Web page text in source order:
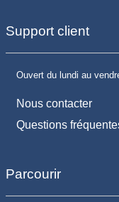
Support client
Ouvert du lundi au
Nous contacter
Questions
Parcourir